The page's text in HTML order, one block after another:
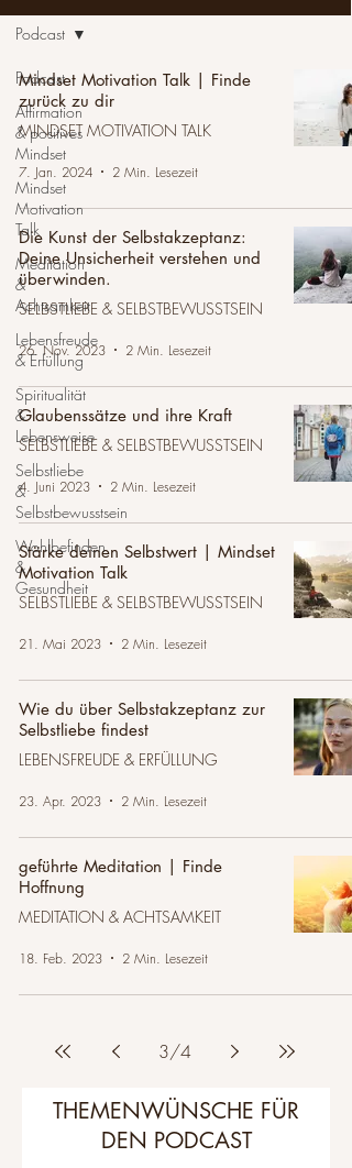
Podcast
Affirmation
& positives
Mindset
Mindset
Motivation
Talk
Meditation
&
Achtsamkeit
Lebensfreude
& Erfüllung
Spiritualität
&
Lebensweise
Selbstliebe
&
Selbstbewusstsein
Wohlbefinden
&
Gesundheit
Podcast
Mindset Motivation Talk | Finde
zurück zu dir
MINDSET MOTIVATION TALK
7. Jan. 2024 2 Min. Lesezeit
Die Kunst der Selbstakzeptanz:
Deine Unsicherheit verstehen und
überwinden.
SELBSTLIEBE & SELBSTBEWUSSTSEIN
26. Nov. 2023 2 Min. Lesezeit
Glaubenssätze und ihre Kraft
SELBSTLIEBE & SELBSTBEWUSSTSEIN
4. Juni 2023 2 Min. Lesezeit
Stärke deinen Selbstwert | Mindset
Motivation Talk
SELBSTLIEBE & SELBSTBEWUSSTSEIN
21. Mai 2023 2 Min. Lesezeit
Wie du über Selbstakzeptanz zur
Selbstliebe findest
LEBENSFREUDE & ERFÜLLUNG
23. Apr. 2023 2 Min. Lesezeit
geführte Meditation | Finde
Hoffnung
MEDITATION & ACHTSAMKEIT
18. Feb. 2023 2 Min. Lesezeit
3/4
THEMENWÜNSCHE FÜR
DEN PODCAST